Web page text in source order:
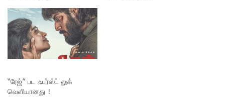
“ரேஜ்” பட ஃபர்ஸ்ட் லுக்
வெளியானது !